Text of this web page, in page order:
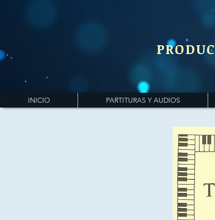
INICIO PARTITURAS Y AUDIOS